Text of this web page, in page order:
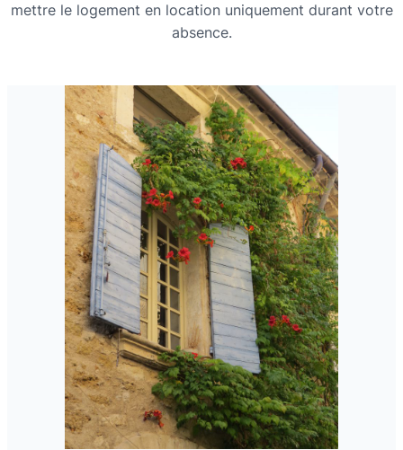
mettre le logement en location uniquement durant votre
absence.